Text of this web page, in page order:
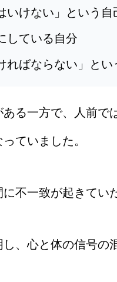
いけない」という自
している自分
ればならない」とい
る一方で、人前で
ていました。
不一致が起きてい
、心と体の信号の